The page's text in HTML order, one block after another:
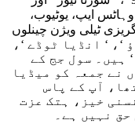
وہاٹس ایپ، یوٹیوب،
ٹیلی ویژن چینلوں
‘، ‘ ٹائمس ناؤ ‘، ‘ انڈیا ٹوڈے ‘،
ہیں۔ سول جج کے
نے جمعہ کو میڈیا
آپ کے پاس
خیز، ہتک عزت
نہیں ہے۔